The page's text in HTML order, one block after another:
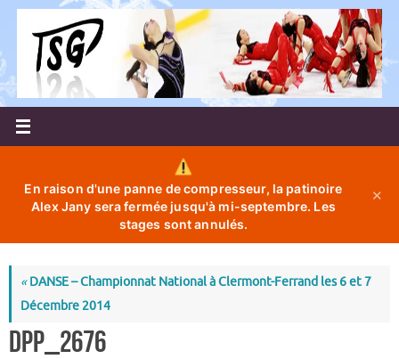
Passer
contenu
En raison d'une panne de compresseur, la patinoire
Alex Jany sera fermée jusqu'à mi-septembre. Les
stages sont annulés.
✕
«DANSE – Championnat National à Clermont-Ferrand les 6 et 7
Décembre 2014
DPP_2676